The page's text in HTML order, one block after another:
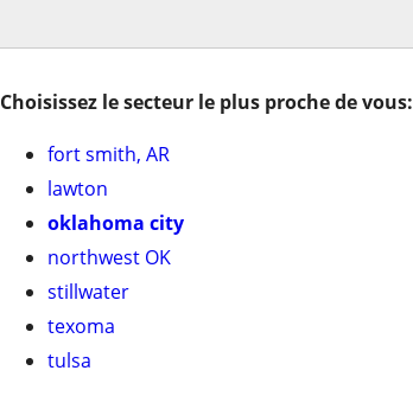
Choisissez le secteur le plus proche de vous:
fort smith, AR
lawton
oklahoma city
northwest OK
stillwater
texoma
tulsa